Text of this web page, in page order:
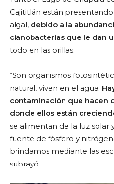
Cajititlán están
algal, debido a la
cianobacterias que le dan
todo en las orillas.
“Son organismos
natural, viven en el agua.
contaminación que hacen
donde ellos están
se alimentan de la luz solar
fuente de fósforo y
brindamos mediante las
subrayó.